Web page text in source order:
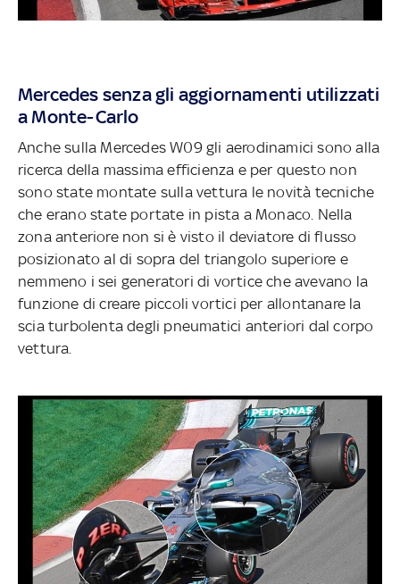
Mercedes senza gli aggiornamenti utilizzati
a Monte-Carlo
Anche sulla Mercedes W09 gli aerodinamici sono alla
ricerca della massima efficienza e per questo non
sono state montate sulla vettura le novità tecniche
che erano state portate in pista a Monaco. Nella
zona anteriore non si è visto il deviatore di flusso
posizionato al di sopra del triangolo superiore e
nemmeno i sei generatori di vortice che avevano la
funzione di creare piccoli vortici per allontanare la
scia turbolenta degli pneumatici anteriori dal corpo
vettura.